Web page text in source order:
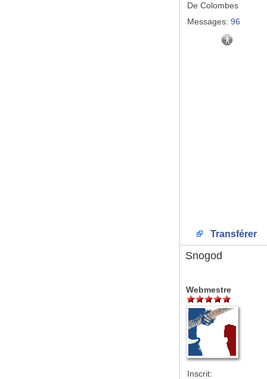
De Colombes
Messages: 96
Transférer
Snogod
Webmestre
Inscrit: